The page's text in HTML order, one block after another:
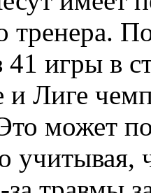
тренера.
игры в
и Лиге
может